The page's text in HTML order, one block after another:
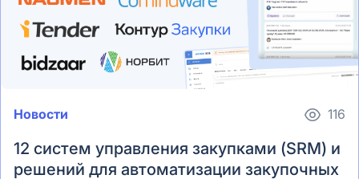
Новости 116
12 систем управления закупками (SRM) и
решений для автоматизации закупочных